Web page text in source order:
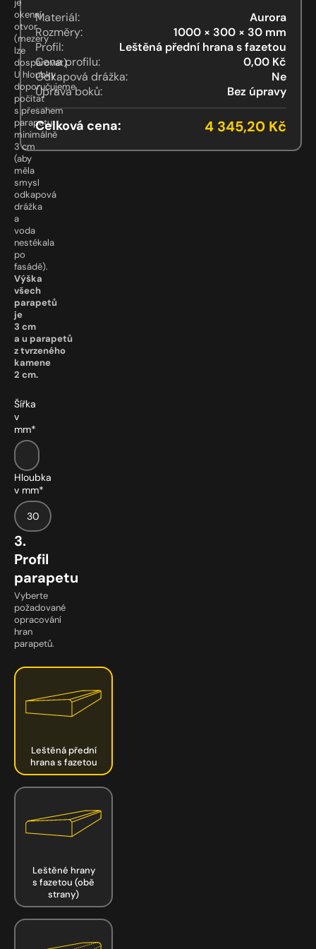
je
okenní
otvor
(mezery
lze
dospárovat).
U hloubky
doporučujeme
počítat
s přesahem
parapetu
minimálně
3 cm
(aby
měla
smysl
odkapová
drážka
a
voda
nestékala
po
fasádě).
Výška
všech
parapetů
je
3 cm
a u parapetů
z tvrzeného
kamene
2 cm.
Šířka
v
mm*
Hloubka
v mm*
3.
Profil
parapetu
Vyberte
požadované
opracování
hran
parapetů.
Leštěná přední
hrana s fazetou
Leštěné hrany
s fazetou (obě
strany)
Materiál:
Aurora
Rozměry:
1000 × 300 × 30 mm
Profil:
Leštěná přední hrana s fazetou
Cena profilu:
0,00 Kč
Odkapová drážka:
Ne
Úprava boků:
Bez úpravy
Celková cena: 4 345,20 Kč